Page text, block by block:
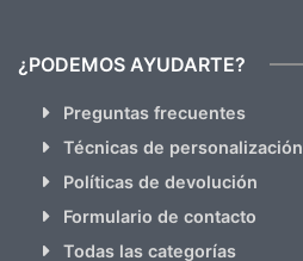
¿PODEMOS AYUDARTE?
Preguntas frecuentes
Técnicas de personalización
Políticas de devolución
Formulario de contacto
Todas las categorías